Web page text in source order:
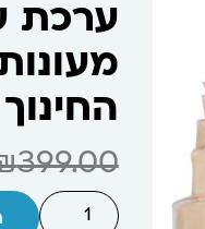
ערכת
החינוך
399.00